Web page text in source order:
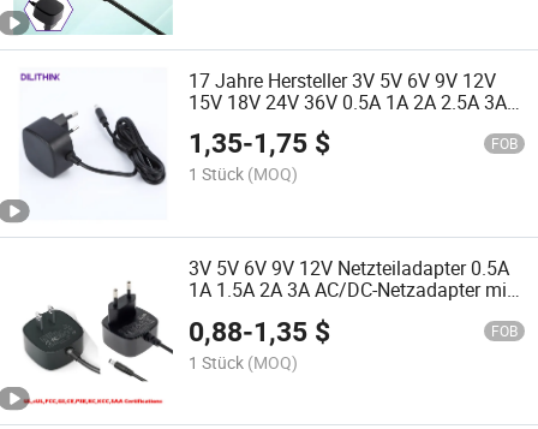
17 Jahre Hersteller 3V 5V 6V 9V 12V
15V 18V 24V 36V 0.5A 1A 2A 2.5A 3A
5A 8A 10 UL cUL FCC GS Ukca CE PSE
SAA C-Tick CB Schaltnetzteil AC
Adapter
1,35-1,75 $ FOB
1 Stück (MOQ)
3V 5V 6V 9V 12V Netzteiladapter 0.5A
1A 1.5A 2A 3A AC/DC-Netzadapter mit
Kc Kcc C-Tick SAA RoHS Reach AC-
Adapter
0,88-1,35 $ FOB
1 Stück (MOQ)